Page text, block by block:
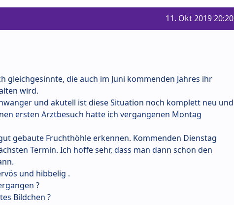
11. Okt 2019 20:20
gleichgesinnte, die auch im Juni kommenden Jahres ihr
wird.
und akutell ist diese Situation noch komplett neu und
ersten Arztbesuch hatte ich vergangenen Montag
gebaute Fruchthöhle erkennen. Kommenden Dienstag
Termin. Ich hoffe sehr, dass man dann schon den
und hibbelig .
?
Bildchen ?